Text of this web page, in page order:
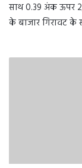
साथ 0.39 अंक ऊपर
के बाजार गिरावट के